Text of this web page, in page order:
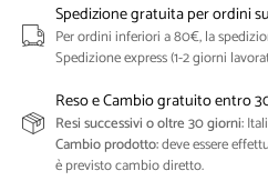
Spedizione gratuita per ordini
Per ordini inferiori a 80€, la
Spedizione express (1-2 giorni
Reso e Cambio gratuito entro
Resi successivi o oltre 30 giorni:
Cambio prodotto:deve essere
è previsto cambio diretto.